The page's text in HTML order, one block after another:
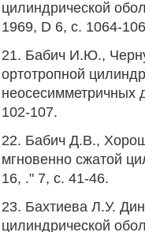
цилиндрической
1969, D 6, с. 1064-
21. Бабич И.Ю.,
ортотропной
неосесимметричных
102-107.
22. Бабич Д.В.,
мгновенно сжатой
16, ." 7, с. 41-46.
23. Бахтиева Л.У.
цилиндрической